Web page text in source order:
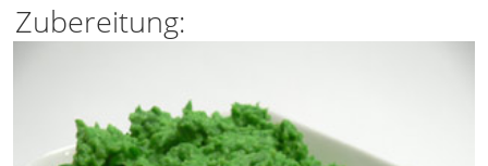
Zubereitung: